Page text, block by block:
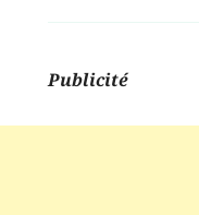
Publicité